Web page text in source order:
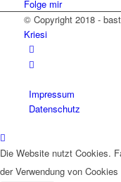
Folge mir
© Copyright 2018 -
Kriesi
Impressum
Datenschutz
Die Website nutzt Cookies.
der Verwendung von Cookies